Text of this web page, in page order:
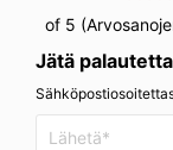
of 5
Jätä palautetta